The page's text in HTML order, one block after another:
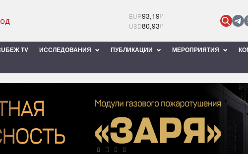
EUR93,19₽
USD80,93₽
TV ИССЛЕДОВАНИЯ ПУБЛИКАЦИИ МЕРОПРИЯТИЯ